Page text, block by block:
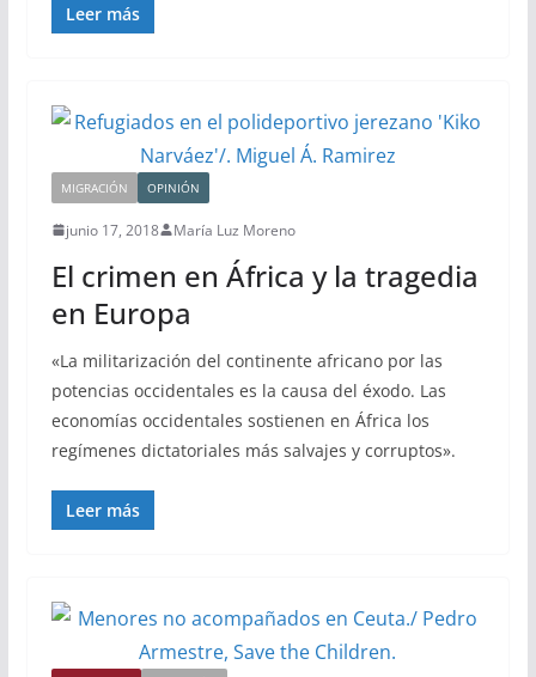
Leer más
MIGRACIÓN OPINIÓN
junio 17, 2018 María Luz Moreno
El crimen en África y la tragedia
en Europa
«La militarización del continente africano por las
potencias occidentales es la causa del éxodo. Las
economías occidentales sostienen en África los
regímenes dictatoriales más salvajes y corruptos».
Leer más